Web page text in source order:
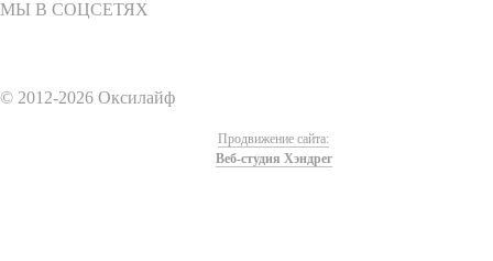
МЫ В СОЦСЕТЯХ
© 2012-2026 Оксилайф
Продвижение сайта:
Веб-студия Хэндрег